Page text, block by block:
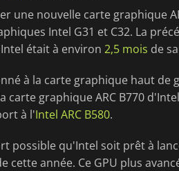
une nouvelle carte graphique
Intel G31 et C32. La
était à environ 2,5 mois de
à la carte graphique haut de
carte graphique ARC B770
à l'Intel ARC B580.
possible qu'Intel soit prêt à
cette année. Ce GPU plus